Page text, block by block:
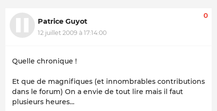
Patrice Guyot
12 juillet 2009 à 17:14:00
0
Quelle chronique !
Et que de magnifiques (et innombrables contributions
dans le forum) On a envie de tout lire mais il faut
plusieurs heures…